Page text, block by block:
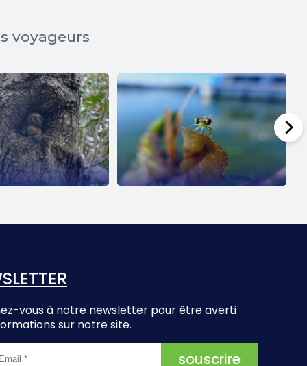
voyageurs
vous à notre newsletter pour être averti
sur notre site.